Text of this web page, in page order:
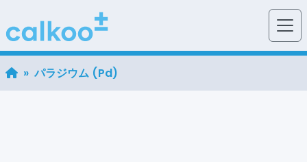
» パラジウム (Pd)